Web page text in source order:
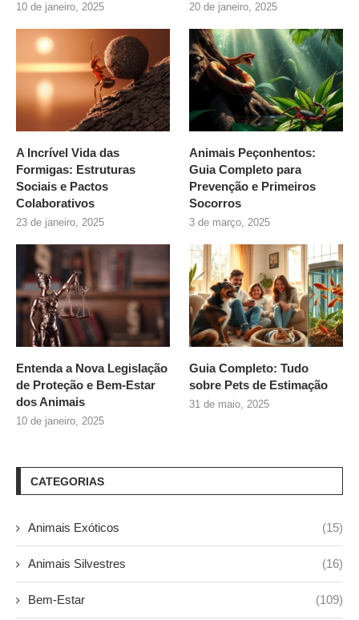
10 de janeiro, 2025 20 de janeiro, 2025
A Incrível Vida das
Formigas: Estruturas
Sociais e Pactos
Colaborativos
23 de janeiro, 2025
Animais Peçonhentos:
Guia Completo para
Prevenção e Primeiros
Socorros
3 de março, 2025
Entenda a Nova Legislação
de Proteção e Bem-Estar
dos Animais
10 de janeiro, 2025
Guia Completo: Tudo
sobre Pets de Estimação
31 de maio, 2025
CATEGORIAS
Animais Exóticos (15)
Animais Silvestres (16)
Bem-Estar (109)